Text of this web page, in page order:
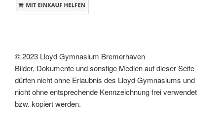
© 2023 Lloyd Gymnasium Bremerhaven
Bilder, Dokumente und sonstige Medien auf dieser Seite
dürfen nicht ohne Erlaubnis des Lloyd Gymnasiums und
nicht ohne entsprechende Kennzeichnung frei verwendet
bzw. kopiert werden.